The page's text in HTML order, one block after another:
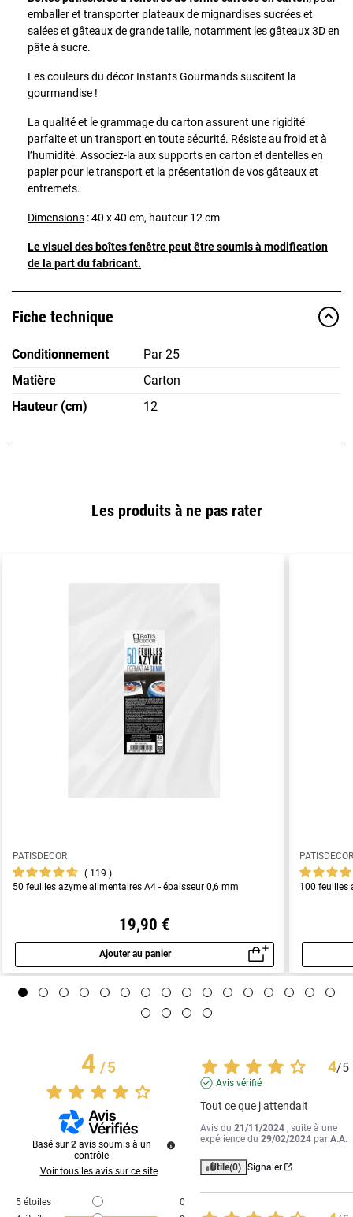
emballer et transporter plateaux de mignardises sucrées et
salées et gâteaux de grande taille, notamment les gâteaux 3D en
pâte à sucre.
Les couleurs du décor Instants Gourmands suscitent la
gourmandise !
La qualité et le grammage du carton assurent une rigidité
parfaite et un transport en toute sécurité. Résiste au froid et à
l’humidité. Associez-la aux supports en carton et dentelles en
papier pour le transport et la présentation de vos gâteaux et
entremets.
Dimensions : 40 x 40 cm, hauteur 12 cm
Le visuel des boîtes fenêtre peut être soumis à modification
de la part du fabricant.
Fiche technique
Conditionnement
Par 25
Matière
Carton
Hauteur (cm)
12
Les produits à ne pas rater
PATISDECOR
119
50 feuilles azyme alimentaires A4 - épaisseur 0,6 mm
19,90 €
Ajouter au panier
Aperçu rapide
100 feuilles
4/5
Basé sur 2 avis soumis à un
contrôle
Voir tous les avis sur ce site
5 étoiles
0
4/5
Avis vérifié
Tout ce que j attendait
Avis du21/11/2024 , suite à une
expérience du29/02/2024 parA.A.
Utile(0) Signaler